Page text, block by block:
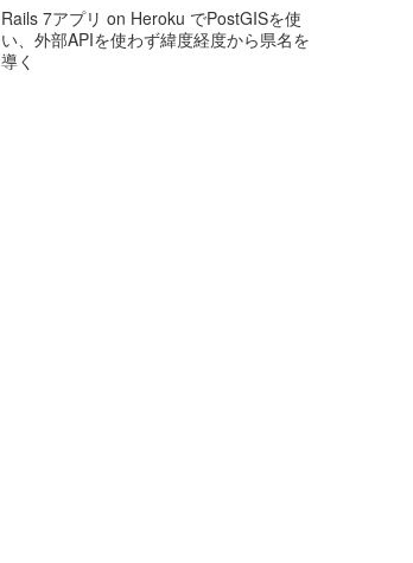
Rails 7アプリ on Heroku でPostGISを使
い、外部APIを使わず緯度経度から県名を
導く